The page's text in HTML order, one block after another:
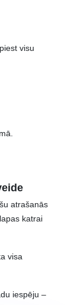
visu
atrašanās
katrai
visa
iespēju –